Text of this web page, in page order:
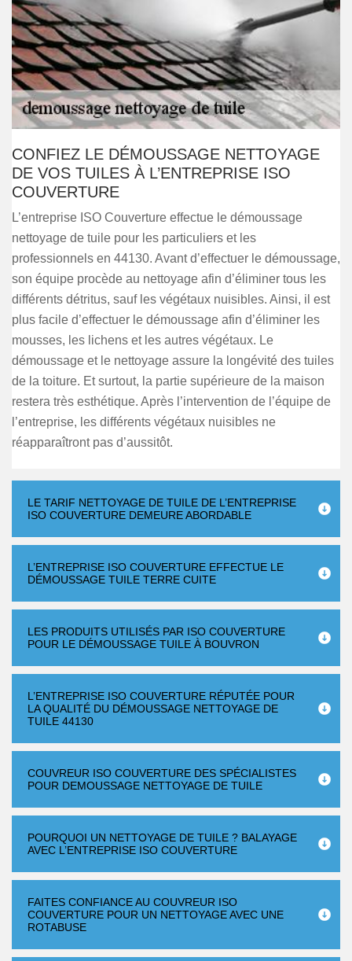
CONFIEZ LE DÉMOUSSAGE NETTOYAGE
DE VOS TUILES À L’ENTREPRISE ISO
COUVERTURE
L’entreprise ISO Couverture effectue le démoussage
nettoyage de tuile pour les particuliers et les
professionnels en 44130. Avant d’effectuer le démoussage,
son équipe procède au nettoyage afin d’éliminer tous les
différents détritus, sauf les végétaux nuisibles. Ainsi, il est
plus facile d’effectuer le démoussage afin d’éliminer les
mousses, les lichens et les autres végétaux. Le
démoussage et le nettoyage assure la longévité des tuiles
de la toiture. Et surtout, la partie supérieure de la maison
restera très esthétique. Après l’intervention de l’équipe de
l’entreprise, les différents végétaux nuisibles ne
réapparaîtront pas d’aussitôt.
LE TARIF NETTOYAGE DE TUILE DE L’ENTREPRISE
ISO COUVERTURE DEMEURE ABORDABLE
L’ENTREPRISE ISO COUVERTURE EFFECTUE LE
DÉMOUSSAGE TUILE TERRE CUITE
LES PRODUITS UTILISÉS PAR ISO COUVERTURE
POUR LE DÉMOUSSAGE TUILE À BOUVRON
L’ENTREPRISE ISO COUVERTURE RÉPUTÉE POUR
LA QUALITÉ DU DÉMOUSSAGE NETTOYAGE DE
TUILE 44130
COUVREUR ISO COUVERTURE DES SPÉCIALISTES
POUR DEMOUSSAGE NETTOYAGE DE TUILE
POURQUOI UN NETTOYAGE DE TUILE ? BALAYAGE
AVEC L’ENTREPRISE ISO COUVERTURE
FAITES CONFIANCE AU COUVREUR ISO
COUVERTURE POUR UN NETTOYAGE AVEC UNE
ROTABUSE